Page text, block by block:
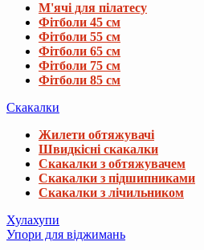
М'ячі для пілатесу
Фітболи 45 см
Фітболи 55 см
Фітболи 65 см
Фітболи 75 см
Фітболи 85 см
Скакалки
Жилети обтяжувачі
Швидкісні скакалки
Скакалки з обтяжувачем
Скакалки з підшипниками
Скакалки з лічильником
Хулахупи
Упори для віджимань